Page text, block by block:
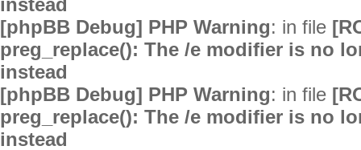
instead
[phpBB Debug] PHP Warning: in file
preg_replace(): The /e modifier is no
instead
[phpBB Debug] PHP Warning: in file
preg_replace(): The /e modifier is no
instead